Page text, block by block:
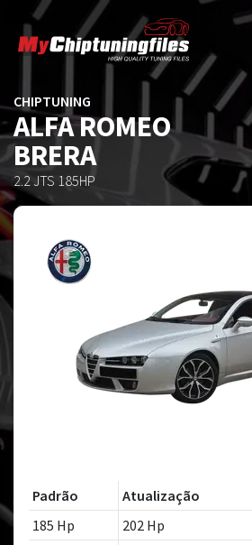
CHIPTUNING
ALFA ROMEO
BRERA
2.2 JTS 185HP
Padrão Atualização
185 Hp
202 Hp